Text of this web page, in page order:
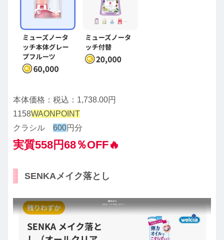
本体価格：税込：1,738.00円
1158WAONPOINT
クラシル 600円分
実質558円68％OFF🔥
SENKAメイク落とし